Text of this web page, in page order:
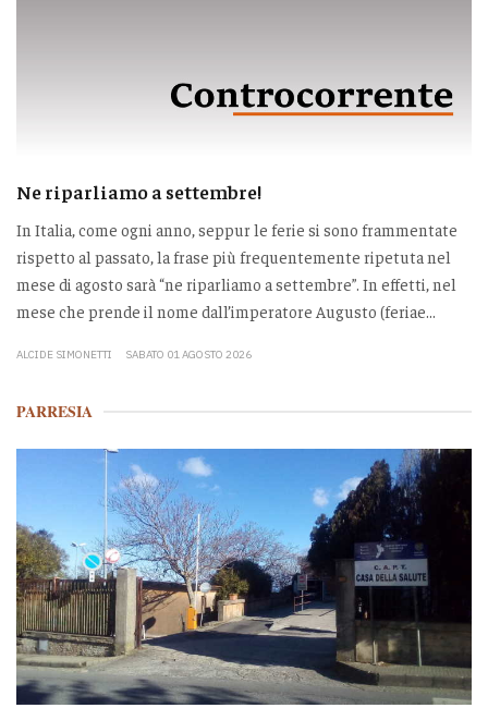
Ne riparliamo a settembre!
In Italia, come ogni anno, seppur le ferie si sono frammentate
rispetto al passato, la frase più frequentemente ripetuta nel
mese di agosto sarà “ne riparliamo a settembre”. In effetti, nel
mese che prende il nome dall’imperatore Augusto (feriae...
ALCIDE SIMONETTI SABATO 01 AGOSTO 2026
PARRESIA